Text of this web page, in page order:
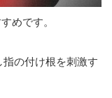
めです。
の付け根を刺激す